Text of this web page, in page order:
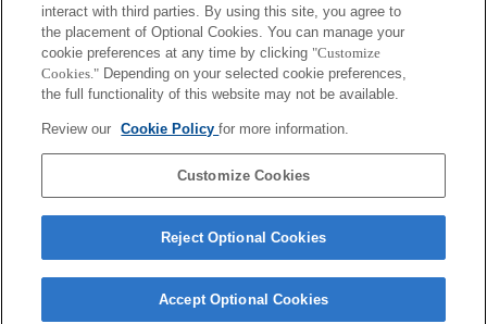
Ekstra objektivdæksel til kamerahus
Fuldt kompatibel
ALC-B1EM
Contact Us Cookie Policy
interact with third parties. By using this site, you agree to
the placement of Optional Cookies. You can manage your
cookie preferences at any time by clicking "Customize
Cookies." Depending on your selected cookie preferences,
the full functionality of this website may not be available.
Review our Cookie Policyfor more information.
Customize Cookies
Reject Optional Cookies
Accept Optional Cookies